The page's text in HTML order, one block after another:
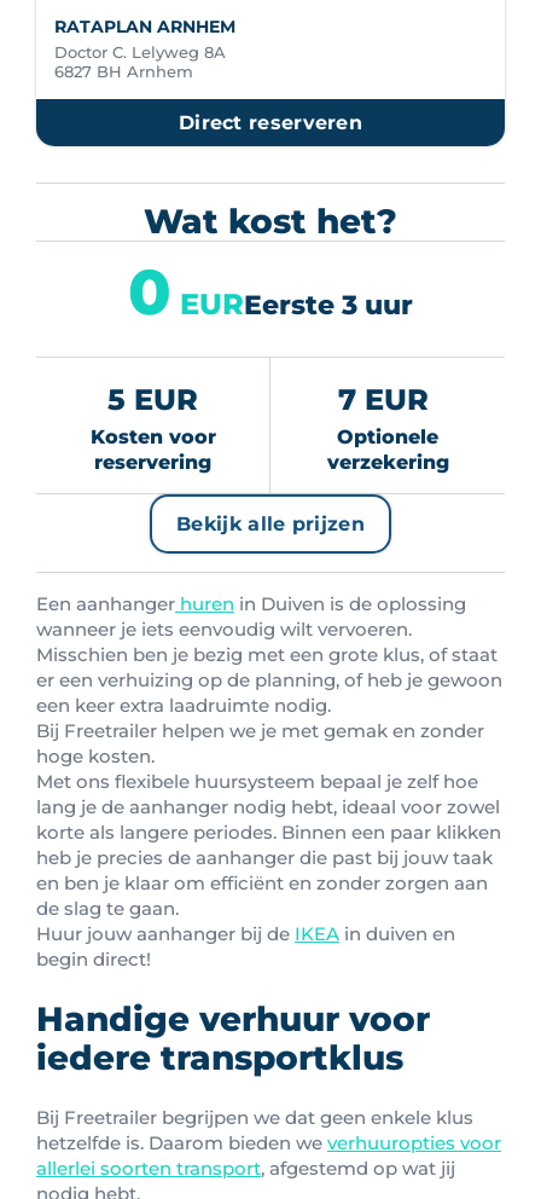
RATAPLAN ARNHEM
Doctor C. Lelyweg 8A
6827 BH Arnhem
Direct reserveren
Wat kost het?
5 EUR
Kosten voor
reservering
0 EUREerste 3 uur
7 EUR
Optionele
verzekering
Bekijk alle prijzen
Een aanhanger huren in Duiven is de oplossing
wanneer je iets eenvoudig wilt vervoeren.
Misschien ben je bezig met een grote klus, of staat
er een verhuizing op de planning, of heb je gewoon
een keer extra laadruimte nodig.
Bij Freetrailer helpen we je met gemak en zonder
hoge kosten.
Met ons flexibele huursysteem bepaal je zelf hoe
lang je de aanhanger nodig hebt, ideaal voor zowel
korte als langere periodes. Binnen een paar klikken
heb je precies de aanhanger die past bij jouw taak
en ben je klaar om efficiënt en zonder zorgen aan
de slag te gaan.
Huur jouw aanhanger bij de IKEA in duiven en
begin direct!
Handige verhuur voor
iedere transportklus
Bij Freetrailer begrijpen we dat geen enkele klus
hetzelfde is. Daarom bieden we verhuuropties voor
allerlei soorten transport, afgestemd op wat jij
nodig hebt.